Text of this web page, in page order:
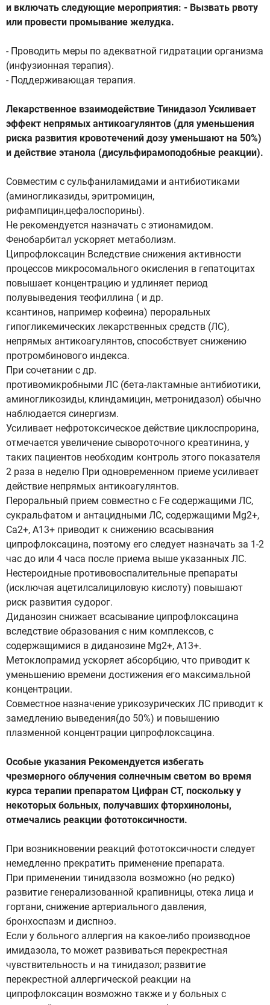
и включать следующие мероприятия: - Вызвать рвоту
или провести промывание желудка.
- Проводить меры по адекватной гидратации организма
(инфузионная терапия).
- Поддерживающая терапия.
Лекарственное взаимодействие Тинидазол Усиливает
эффект непрямых антикоагулянтов (для уменьшения
риска развития кровотечений дозу уменьшают на 50%)
и действие этанола (дисульфирамоподобные реакции).
Совместим с сульфаниламидами и антибиотиками
(аминогликазиды, эритромицин,
рифампицин,цефалоспорины).
Не рекомендуется назначать с этионамидом.
Фенобарбитал ускоряет метаболизм.
Ципрофлоксацин Вследствие снижения активности
процессов микросомального окисления в гепатоцитах
повышает концентрацию и удлиняет период
полувыведения теофиллина ( и др.
ксантинов, например кофеина) пероральных
гипогликемических лекарственных средств (ЛС),
непрямых антикоагулянтов, способствует снижению
протромбинового индекса.
При сочетании с др.
противомикробными ЛС (бета-лактамные антибиотики,
аминогликозиды, клиндамицин, метронидазол) обычно
наблюдается синергизм.
Усиливает нефротоксическое действие циклоспрорина,
отмечается увеличение сывороточного креатинина, у
таких пациентов необходим контроль этого показателя
2 раза в неделю При одновременном приеме усиливает
действие непрямых антикоагулянтов.
Пероральный прием совместно с Fe содержащими ЛС,
сукральфатом и антацидными ЛС, содержащими Mg2+,
Са2+, А13+ приводит к снижению всасывания
ципрофлоксацина, поэтому его следует назначать за 1-2
час до или 4 часа после приема выше указанных ЛС.
Нестероидные противовоспалительные препараты
(исключая ацетилсалициловую кислоту) повышают
риск развития судорог.
Диданозин снижает всасывание ципрофлоксацина
вследствие образования с ним комплексов, с
содержащимися в диданозине Mg2+, А13+.
Метоклопрамид ускоряет абсорбцию, что приводит к
уменьшению времени достижения его максимальной
концентрации.
Совместное назначение урикозурических ЛC приводит к
замедлению выведения(до 50%) и повышению
плазменной концентрации ципрофлоксацина.
Особые указания Рекомендуется избегать
чрезмерного облучения солнечным светом во время
курса терапии препаратом Цифран СТ, поскольку у
некоторых больных, получавших фторхинолоны,
отмечались реакции фототоксичности.
При возникновении реакций фототоксичности следует
немедленно прекратить применение препарата.
При применении тинидазола возможно (но редко)
развитие генерализованной крапивницы, отека лица и
гортани, снижение артериального давления,
бронхоспазм и диспноэ.
Если у больного аллергия на какое-либо производное
имидазола, то может развиваться перекрестная
чувствительность и на тинидазол; развитие
перекрестной аллергической реакции на
ципрофлоксацин возможно также и у больных с